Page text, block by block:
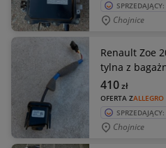
Chojnice
Renault Zoe
tylna z
OFERTA ZALLEGRO
410zł
Chojnice